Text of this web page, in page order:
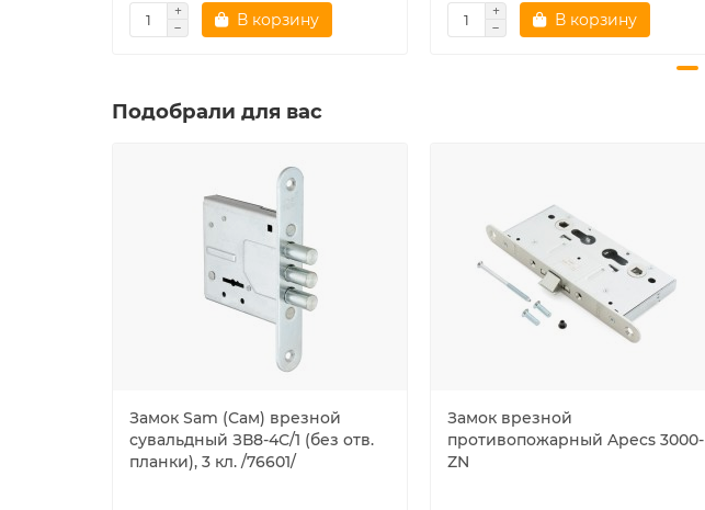
В корзину В корзину
Подобрали для вас
Замок Sam (Сам) врезной
сувальдный ЗВ8-4С/1 (без отв.
планки), 3 кл. /76601/
Замок врезной
противопожарный Apecs 3000-
ZN